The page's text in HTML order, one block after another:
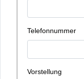
Telefonnummer
Vorstellung